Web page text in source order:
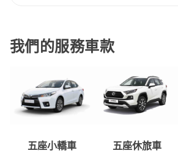
我們的服務車款
五座小轎車
五座休旅車